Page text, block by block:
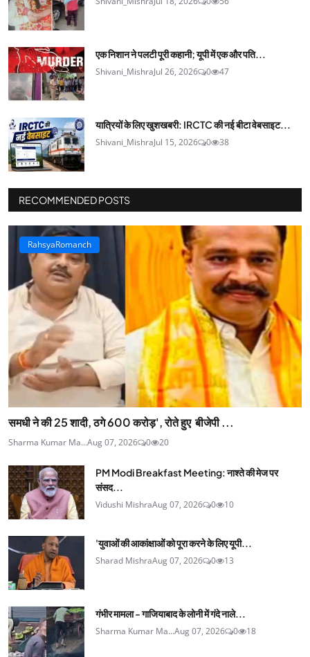
एक निशान ने पलटी पूरी कहानी; यूपी में एक और पति...
Shivani_MishraJul 26, 2026 0 47
यात्रियों के लिए खुशखबरी: IRCTC की नई बीटा वेबसाइट...
Shivani_MishraJul 15, 2026 0 38
RECOMMENDED POSTS
RahsyaRomanch
समधी ने की 25 शादी, ठगे 600 करोड़', रोते हुए बीजेपी ...
Sharma Kumar Ma...Aug 07, 2026 0 20
PM Modi Breakfast Meeting: नाश्ते की मेज पर
संसद...
Vidushi MishraAug 07, 2026 0 10
'युवाओं की आकांक्षाओं को पूरा करने के लिए यूपी...
Sharad MishraAug 07, 2026 0 13
गंभीर मामला - गाजियाबाद के लोनी में गंदे नाले...
Sharma Kumar Ma...Aug 07, 2026 0 18